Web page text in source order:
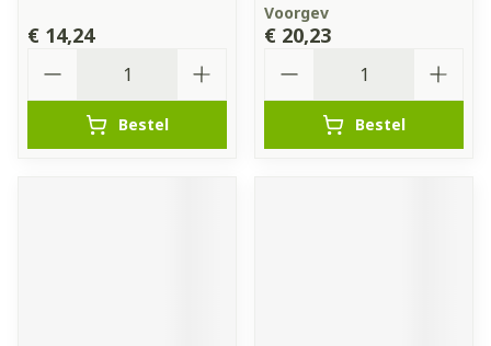
€ 14,24
Bestel
Voorgev
€ 20,23
Bestel